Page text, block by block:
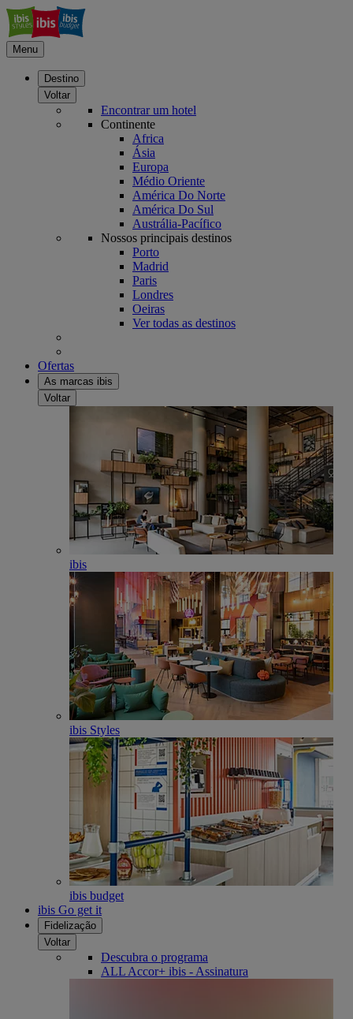
Menu
Destino
Voltar
Encontrar um hotel
Continente
Africa
Ásia
Europa
Médio Oriente
América Do Norte
América Do Sul
Austrália-Pacífico
Nossos principais destinos
Porto
Madrid
Paris
Londres
Oeiras
Ver todas as destinos
Ofertas
As marcas ibis
Voltar
ibis
ibis Styles
ibis budget
ibis Go get it
Fidelização
Voltar
Descubra o programa
ALL Accor+ ibis - Assinatura